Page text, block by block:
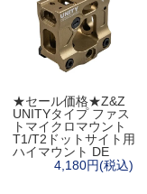
★セール価格★Z&Z
UNITYタイプ ファス
トマイクロマウント
T1/T2ドットサイト用
ハイマウント DE
4,180円(税込)